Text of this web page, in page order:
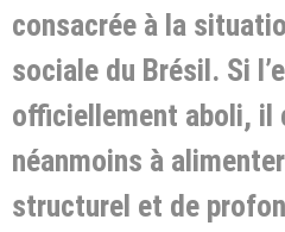
consacrée à la
sociale du Brésil. Si
officiellement aboli, il
néanmoins à
structurel et de